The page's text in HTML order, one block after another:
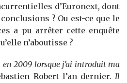
d’Euronext, dont
? Ou est-ce que le
a pu arrêter cette enquête
n’aboutisse ?
en 2009 lorsque j’ai introduit ma
Robert l’an dernier. Il